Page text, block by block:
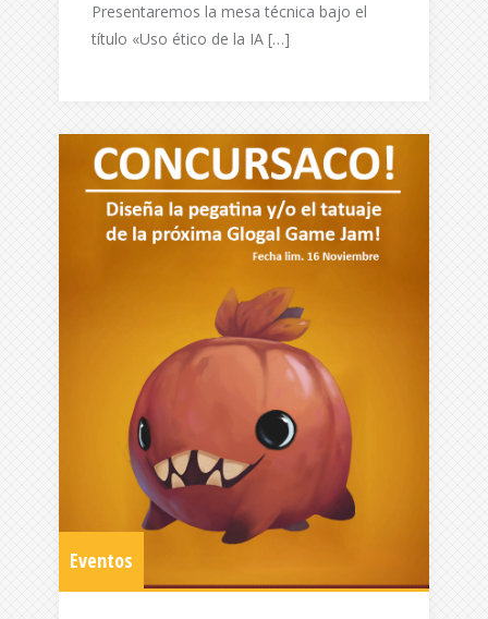
Presentaremos la mesa técnica bajo el
título «Uso ético de la IA […]
Eventos